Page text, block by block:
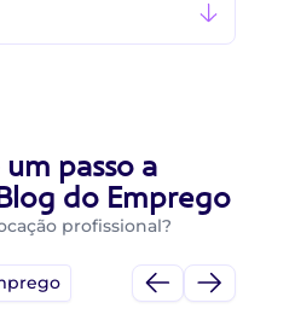
passo a
do Emprego
profissional?